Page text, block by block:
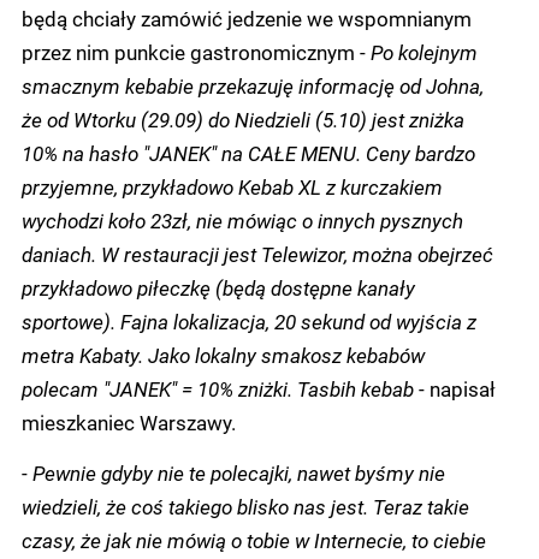
będą chciały zamówić jedzenie we wspomnianym
przez nim punkcie gastronomicznym -Po kolejnym
smacznym kebabie przekazuję informację od Johna,
że od Wtorku (29.09) do Niedzieli (5.10) jest zniżka
10% na hasło "JANEK" na CAŁE MENU. Ceny bardzo
przyjemne, przykładowo Kebab XL z kurczakiem
wychodzi koło 23zł, nie mówiąc o innych pysznych
daniach. W restauracji jest Telewizor, można obejrzeć
przykładowo piłeczkę (będą dostępne kanały
sportowe). Fajna lokalizacja, 20 sekund od wyjścia z
metra Kabaty. Jako lokalny smakosz kebabów
polecam "JANEK" = 10% zniżki. Tasbih kebab- napisał
mieszkaniec Warszawy.
-Pewnie gdyby nie te polecajki, nawet byśmy nie
wiedzieli, że coś takiego blisko nas jest. Teraz takie
czasy, że jak nie mówią o tobie w Internecie, to ciebie